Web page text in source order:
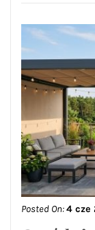
Posted On:4 cze